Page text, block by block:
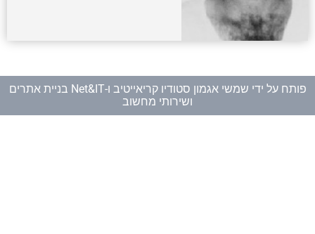
פותח על ידי שמשי אגמון סטודיו קריאייטיב ו-
Net&IT בניית אתרים
ושירותי מחשוב